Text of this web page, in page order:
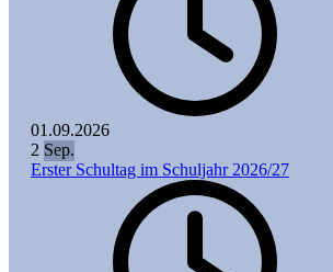
01.09.2026
2 Sep.
Erster Schultag im Schuljahr 2026/27